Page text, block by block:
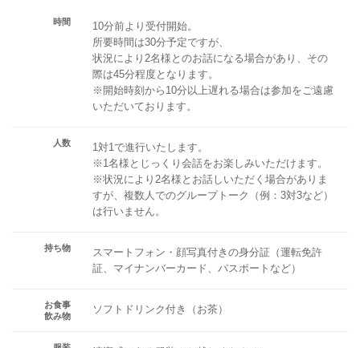
時間
10分前より受付開始。
所要時間は30分予定ですが、
状況により2名様とのお話になる場合があり、その
際は45分程度となります。
※開始時刻から10分以上遅れる場合は参加をご遠慮
いただいております。
人数
1対1で進行いたします。
※1名様とじっくり会話をお楽しみいただけます。
※状況により2名様とお話しいただく場合がありま
すが、複数人でのグループトーク（例：3対3など）
は行いません。
持ち物
スマートフォン・顔写真付きの身分証（運転免許
証、マイナンバーカード、パスポートなど）
お食事
飲み物
ソフトドリンク付き（お茶）